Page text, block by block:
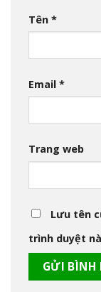
Tên *
Email *
Trang web
Lưu tên
trình duyệt